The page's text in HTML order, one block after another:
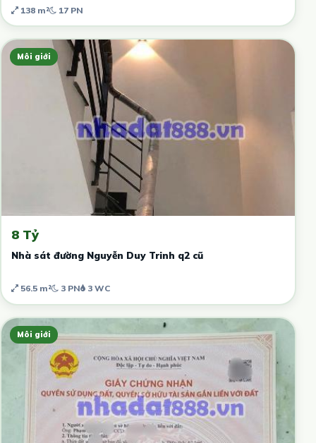
138 m² 17 PN
Môi giới
8 Tỷ
Nhà sát đường Nguyễn Duy Trinh q2 cũ
56.5 m² 3 PN 3 WC
Môi giới